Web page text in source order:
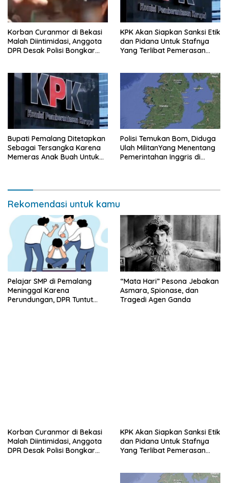
Korban Curanmor di Bekasi
Malah Diintimidasi, Anggota
DPR Desak Polisi Bongkar
KPK Akan Siapkan Sanksi Etik
dan Pidana Untuk Stafnya
Yang Terlibat Pemerasan
Bupati Pemalang Ditetapkan
Sebagai Tersangka Karena
Memeras Anak Buah Untuk
Polisi Temukan Bom, Diduga
Ulah MilitanYang Menentang
Pemerintahan Inggris di
Rekomendasi untuk kamu
Pelajar SMP di Pemalang
Meninggal Karena
Perundungan, DPR Tuntut
“Mata Hari” Pesona Jebakan
Asmara, Spionase, dan
Tragedi Agen Ganda
Korban Curanmor di Bekasi
Malah Diintimidasi, Anggota
DPR Desak Polisi Bongkar
KPK Akan Siapkan Sanksi Etik
dan Pidana Untuk Stafnya
Yang Terlibat Pemerasan